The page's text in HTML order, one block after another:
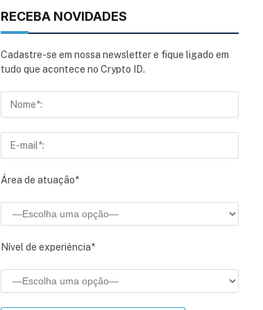
RECEBA NOVIDADES
Cadastre-se em nossa newsletter e fique ligado em
tudo que acontece no Crypto ID.
Área de atuação*
Nível de experiência*